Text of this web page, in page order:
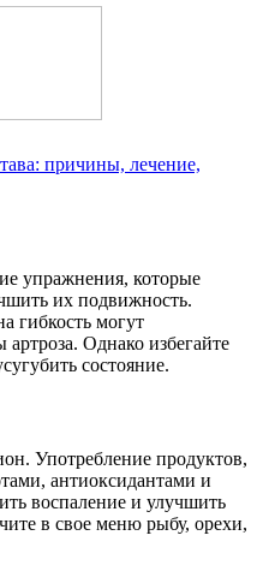
причины, лечение,
упражнения, которые
их подвижность.
гибкость могут
Однако избегайте
состояние.
Употребление продуктов,
антиоксидантами и
воспаление и улучшить
в свое меню рыбу, орехи,